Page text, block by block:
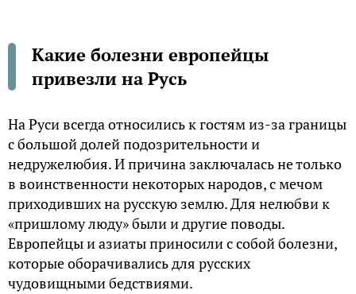
Какие болезни европейцы
привезли на Русь
На Руси всегда относились к гостям из-за границы
с большой долей подозрительности и
недружелюбия. И причина заключалась не только
в воинственности некоторых народов, с мечом
приходивших на русскую землю. Для нелюбви к
«пришлому люду» были и другие поводы.
Европейцы и азиаты приносили с собой болезни,
которые оборачивались для русских
чудовищными бедствиями.